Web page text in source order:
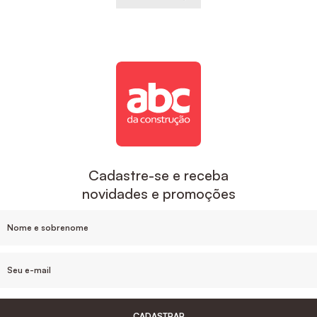
Cadastre-se e receba
novidades e promoções